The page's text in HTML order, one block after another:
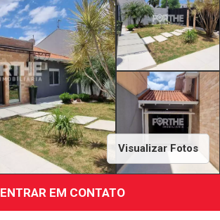
Visualizar Fotos
ENTRAR EM CONTATO